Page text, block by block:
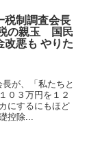
税制調査会長
の親玉 国民
悪も やりた
が、「私たちと
０３万円を１２
にするにもほど
控除...